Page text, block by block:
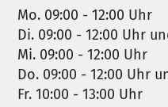
Mo. 09:00 - 12:00 Uhr
Di. 09:00 - 12:00 Uhr
Mi. 09:00 - 12:00 Uhr
Do. 09:00 - 12:00 Uhr
Fr. 10:00 - 13:00 Uhr